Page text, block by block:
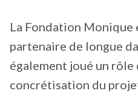
La Fondation Monique
partenaire de longue
également joué un
concrétisation du